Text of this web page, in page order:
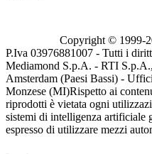
Copyright © 1999-
P.Iva 03976881007 - Tutti i
Mediamond S.p.A. - RTI
Amsterdam (Paesi Bassi) -
Monzese (MI)Rispetto ai
riprodotti è vietata ogni
sistemi di intelligenza artificiale
espresso di utilizzare mezzi